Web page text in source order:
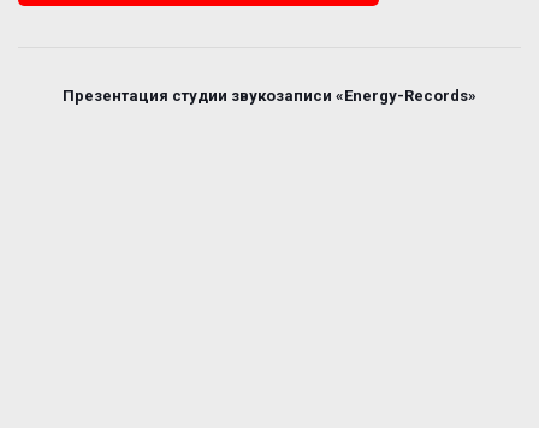
Презентация студии звукозаписи «Energy-Records»